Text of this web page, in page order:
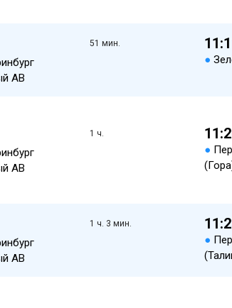
АВ
51 мин.
●
АВ
1 ч.
●
АВ
1 ч. 3 мин.
●